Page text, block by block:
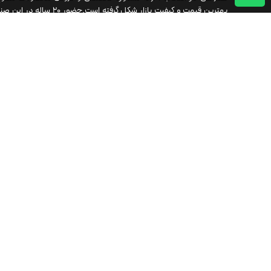
بهترین قیمت و کیفیت بازار شکل گرفته است.حضور ۲۰